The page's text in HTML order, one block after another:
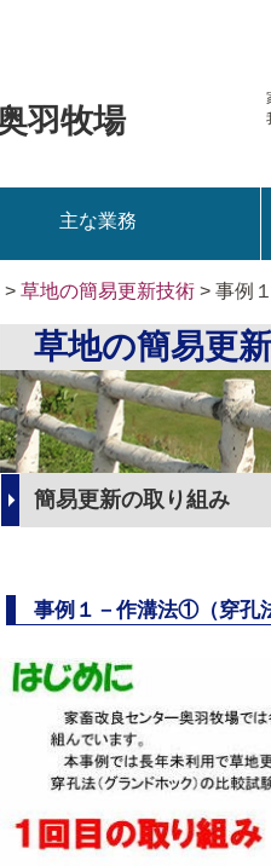
羽牧場
主な業務
>草地の簡易更新技術 > 事例１
草地の簡易更
簡易更新の取り組み
事例１－作溝法①（穿孔